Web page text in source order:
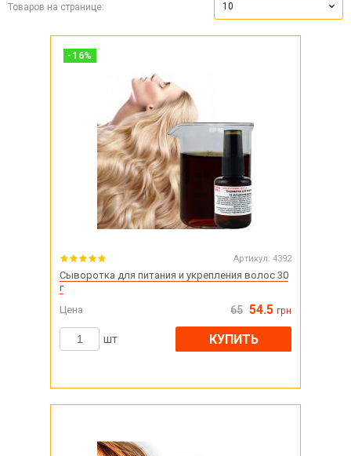
Товаров на странице: 10
- 16%
Артикул: 4392
Сыворотка для питания и укрепления волос 30
г
Цена
65 54.5 грн
шт КУПИТЬ